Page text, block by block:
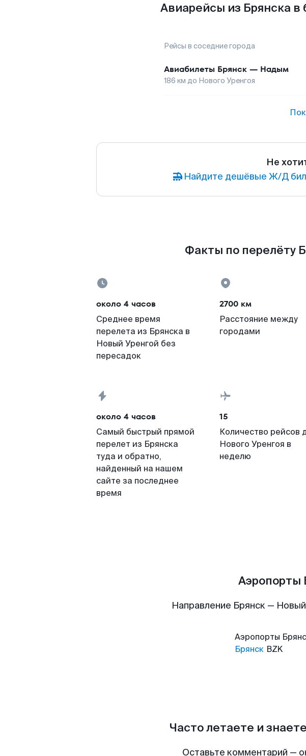
Авиарейсы из Брянска
Рейсы в соседние города
Авиабилеты Брянск — Надым
186 км до Нового Уренгоя
Не
Найдите дешёвые Ж/Д
Факты по перелёту
около 4 часов
Среднее время
перелета из Брянска в
Новый Уренгой без
пересадок
2700 км
Расстояние между
городами
около 4 часов
Самый быстрый прямой
перелет из Брянска
туда и обратно,
найденный на нашем
сайте за последнее
время
15
Количество рейсов
Нового Уренгоя в
неделю
Аэропорты
Направление Брянск —
Аэропорты
Брянск BZK
Часто летаете и
Оставьте комментарий —